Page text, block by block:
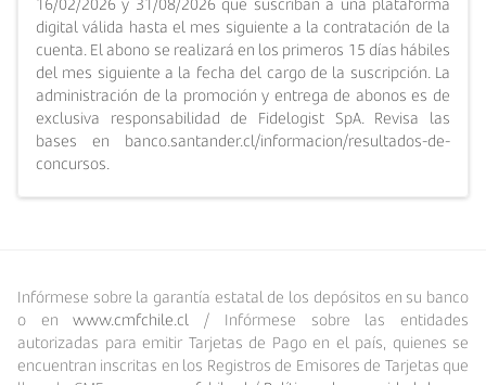
digital válida hasta el mes siguiente a la contratación de la
cuenta. El abono se realizará en los primeros 15 días hábiles
del mes siguiente a la fecha del cargo de la suscripción. La
administración de la promoción y entrega de abonos es de
exclusiva responsabilidad de Fidelogist SpA. Revisa las
bases en banco.santander.cl/informacion/resultados-de-
concursos.
Infórmese sobre la garantía estatal de los depósitos en su banco
o enwww.cmfchile.cl
/ Infórmese sobre las entidades
autorizadas para emitir Tarjetas de Pago en el país, quienes se
encuentran inscritas en los Registros de Emisores de Tarjetas que